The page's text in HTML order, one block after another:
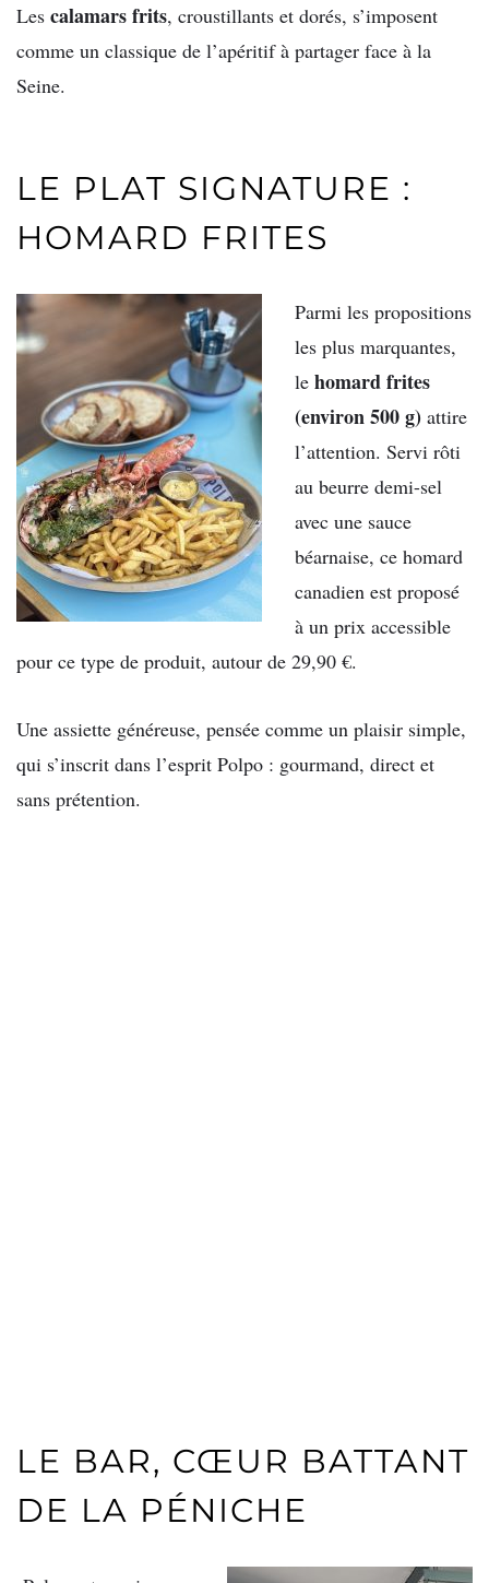
Les calamars frits, croustillants et dorés, s’imposent
comme un classique de l’apéritif à partager face à la
Seine.
LE PLAT SIGNATURE :
HOMARD FRITES
Parmi les propositions
les plus marquantes,
le homard frites
(environ 500 g) attire
l’attention. Servi rôti
au beurre demi-sel
avec une sauce
béarnaise, ce homard
canadien est proposé
à un prix accessible
pour ce type de produit, autour de 29,90 €.
Une assiette généreuse, pensée comme un plaisir simple,
qui s’inscrit dans l’esprit Polpo : gourmand, direct et
sans prétention.
LE BAR, CŒUR BATTANT
DE LA PÉNICHE